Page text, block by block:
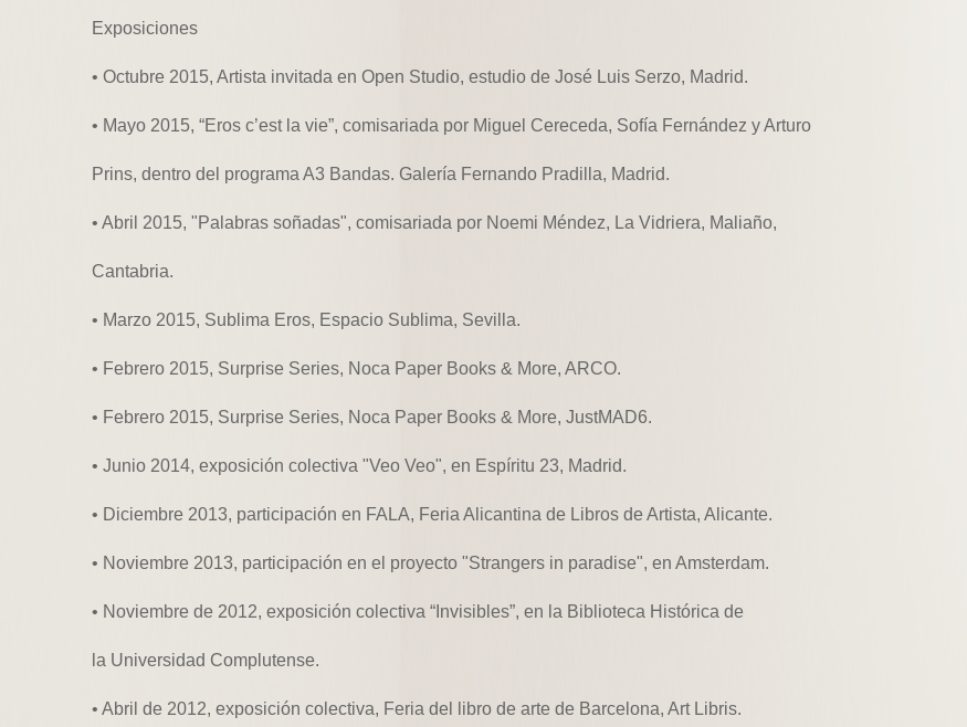
Exposiciones
• Octubre 2015, Artista invitada en Open Studio, estudio de José Luis Serzo, Madrid.
• Mayo 2015, “Eros c’est la vie”, comisariada por Miguel Cereceda, Sofía Fernández y Arturo
Prins, dentro del programa A3 Bandas. Galería Fernando Pradilla, Madrid.
• Abril 2015, "Palabras soñadas", comisariada por Noemi Méndez, La Vidriera, Maliaño,
Cantabria.
• Marzo 2015, Sublima Eros, Espacio Sublima, Sevilla.
• Febrero 2015, Surprise Series, Noca Paper Books & More, ARCO.
• Febrero 2015, Surprise Series, Noca Paper Books & More, JustMAD6.
• Junio 2014, exposición colectiva "Veo Veo", en Espíritu 23, Madrid.
• Diciembre 2013, participación en FALA, Feria Alicantina de Libros de Artista, Alicante.
• Noviembre 2013, participación en el proyecto "Strangers in paradise", en Amsterdam.
• Noviembre de 2012, exposición colectiva “Invisibles”, en la Biblioteca Histórica de
la Universidad Complutense.
• Abril de 2012, exposición colectiva, Feria del libro de arte de Barcelona, Art Libris.